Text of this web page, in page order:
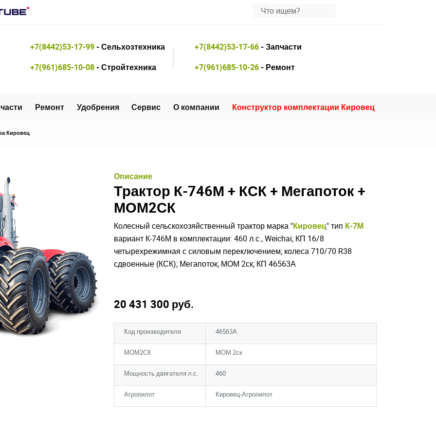
+7(8442)53-17-99- Сельхозтехника
+7(961)685-10-08- Стройтехника
+7(8442)53-17-66- Запчасти
+7(961)685-10-26- Ремонт
Ремонт Удобрения Сервис О компании Конструктор комплектации Кировец
Кировец
Описание
Трактор К-746М + КСК + Мегапоток +
МОМ2СК
Колесный сельскохозяйственный трактор марка "Кировец" тип К-7М
вариант К-746М в комплектации: 460 л.с., Weichai; КП 16/8
четырехрежимная с силовым переключением; колеса 710/70 R38
сдвоенные (КСК); Мегапоток; МОМ 2ск; КП 46563А
20 431 300 руб.
Код производителя 46563А
МОМ2СК МОМ 2ск
Мощность двигателя л.с. 460
Агропилот Кировец-Агропилот